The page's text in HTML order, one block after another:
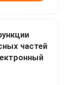
частей